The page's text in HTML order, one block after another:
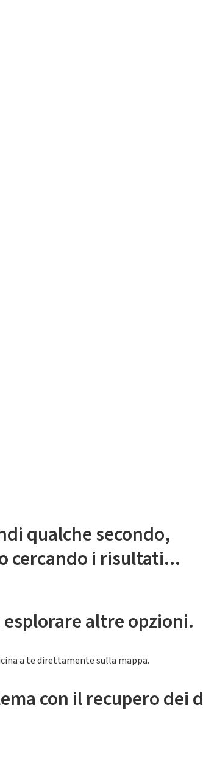
qualche secondo,
cercando i risultati...
esplorare altre opzioni.
a te direttamente sulla mappa.
con il recupero dei